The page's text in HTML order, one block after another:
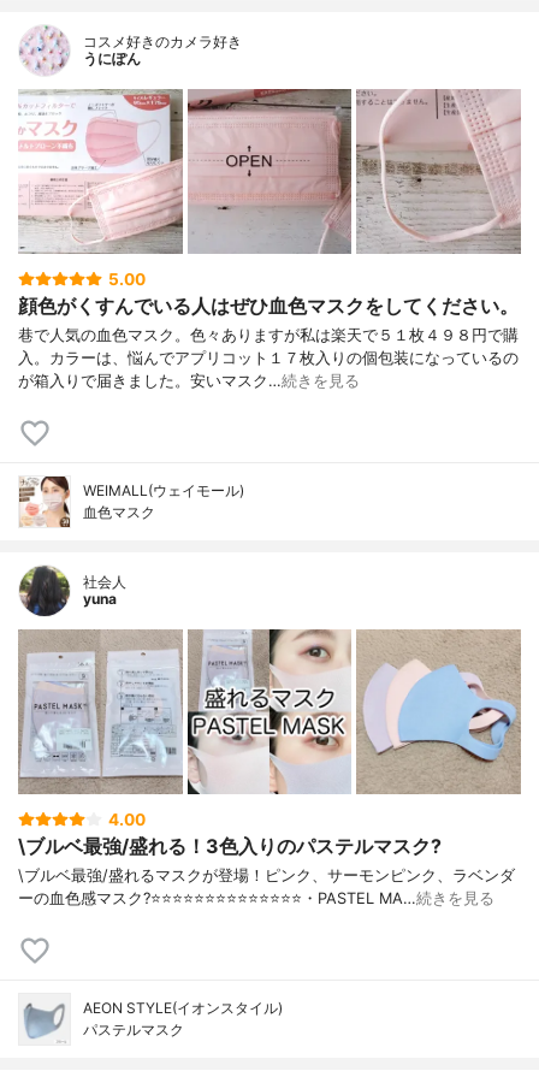
コスメ好きのカメラ好き
うにぽん
5.00
顔色がくすんでいる人はぜひ血色マスクをしてください。
巷で人気の血色マスク。色々ありますが私は楽天で５１枚４９８円で購
入。カラーは、悩んでアプリコット１７枚入りの個包装になっているの
が箱入りで届きました。安いマスク…続きを見る
WEIMALL(ウェイモール)
血色マスク
社会人
yuna
4.00
\ブルベ最強/盛れる！3色入りのパステルマスク?
\ブルベ最強/盛れるマスクが登場！ピンク、サーモンピンク、ラベンダ
ーの血色感マスク?⭐️⭐️⭐️⭐️⭐️⭐️⭐️⭐️⭐️⭐️⭐️⭐️⭐️⭐️・PASTEL MA…続きを見る
AEON STYLE(イオンスタイル)
パステルマスク